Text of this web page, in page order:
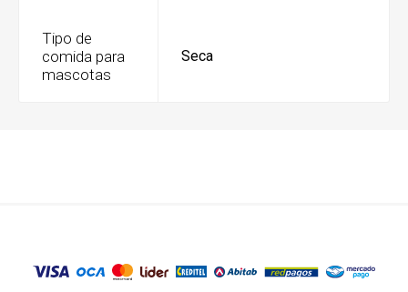
Tipo de
comida para
mascotas
Seca